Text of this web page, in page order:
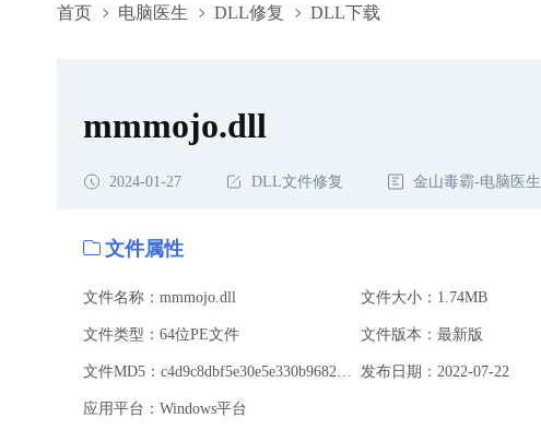
首页 电脑医生 DLL修复 DLL下载
mmmojo.dll,mmmojo.dll下载,mmmojo.dll修复
mmmojo.dll
2024-01-27 DLL文件修复 金山毒霸-电脑医生
文件属性
文件名称：mmmojo.dll 文件大小：1.74MB
文件类型：64位PE文件 文件版本：最新版
发布日期：2022-07-22
应用平台：Windows平台